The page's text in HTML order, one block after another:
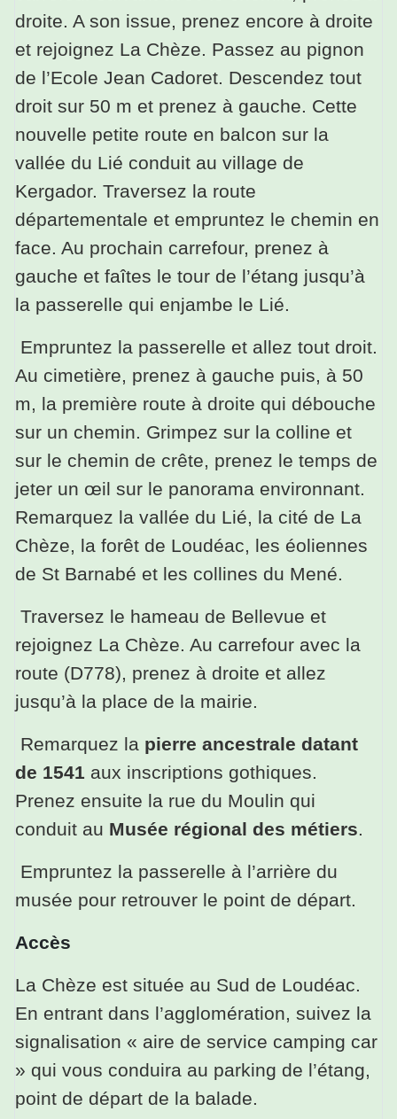
droite. A son issue, prenez encore à droite
et rejoignez La Chèze. Passez au pignon
de l’Ecole Jean Cadoret. Descendez tout
droit sur 50 m et prenez à gauche. Cette
nouvelle petite route en balcon sur la
vallée du Lié conduit au village de
Kergador. Traversez la route
départementale et empruntez le chemin en
face. Au prochain carrefour, prenez à
gauche et faîtes le tour de l’étang jusqu’à
la passerelle qui enjambe le Lié.
Empruntez la passerelle et allez tout droit.
Au cimetière, prenez à gauche puis, à 50
m, la première route à droite qui débouche
sur un chemin. Grimpez sur la colline et
sur le chemin de crête, prenez le temps de
jeter un œil sur le panorama environnant.
Remarquez la vallée du Lié, la cité de La
Chèze, la forêt de Loudéac, les éoliennes
de St Barnabé et les collines du Mené.
Traversez le hameau de Bellevue et
rejoignez La Chèze. Au carrefour avec la
route (D778), prenez à droite et allez
jusqu’à la place de la mairie.
Remarquez la pierre ancestrale datant
de 1541 aux inscriptions gothiques.
Prenez ensuite la rue du Moulin qui
conduit au Musée régional des métiers.
Empruntez la passerelle à l’arrière du
musée pour retrouver le point de départ.
Accès
La Chèze est située au Sud de Loudéac.
En entrant dans l’agglomération, suivez la
signalisation « aire de service camping car
» qui vous conduira au parking de l’étang,
point de départ de la balade.